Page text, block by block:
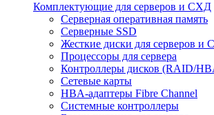
Комплектующие для серверов и СХД
Серверная оперативная память
Серверные SSD
Жесткие диски для серверов и
Процессоры для сервера
Контроллеры дисков (RAID/
Сетевые карты
HBA-адаптеры Fibre Channel
Системные контроллеры